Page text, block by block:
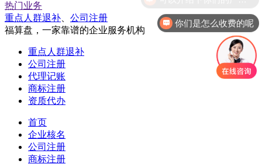
热门业务
重点人群退补
公司注册
福算盘，一家靠谱的企业服务机构
重点人群退补
公司注册
代理记账
商标注册
资质代办
首页
企业核名
公司注册
商标注册
你们是怎么收费的呢